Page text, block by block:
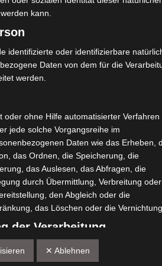
kann.
identifizierte oder identifizierbare
Daten von dem für die
werden.
oder ohne Hilfe automatisierter Verfahren
jede solche Vorgangsreihe im
Daten wie das Erheben,
das Ordnen, die Speicherung, die
das Auslesen, das Abfragen, die
durch Übermittlung, Verbreitung oder
den Abgleich oder die
das Löschen oder die Vernichtung.
der Verarbeitung
ist die Markierung gespeicherter
✕ Ablehnen